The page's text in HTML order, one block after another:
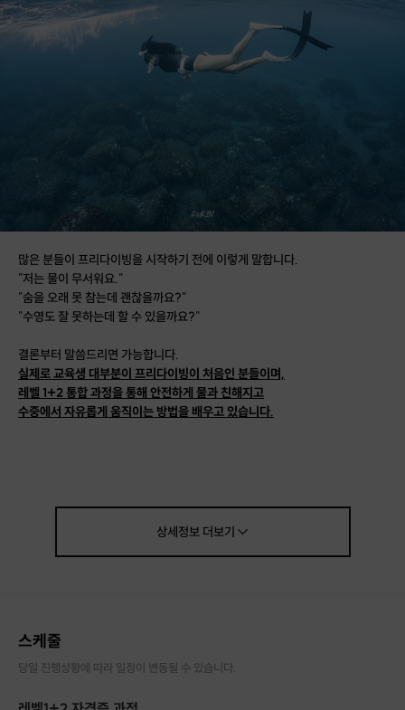
많은 분들이 프리다이빙을 시작하기 전에 이렇게 말합니다.
"저는 물이 무서워요."
"숨을 오래 못 참는데 괜찮을까요?"
"수영도 잘 못하는데 할 수 있을까요?"
결론부터 말씀드리면 가능합니다.
실제로 교육생 대부분이 프리다이빙이 처음인 분들이며,
레벨 1+2 통합 과정을 통해 안전하게 물과 친해지고
수중에서 자유롭게 움직이는 방법을 배우고 있습니다.
물속에서만 느낄 수 있는 특별한 자유를 경험하는 활동입니다.
📸 그리고 교육 중 촬영한 수중 사진과 영상은 무료 제공!
상세정보더보기
스케줄
당일 진행상황에 따라 일정이 변동될 수 있습니다.